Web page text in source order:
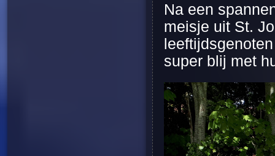
Na een
meisje uit St.
super blij met